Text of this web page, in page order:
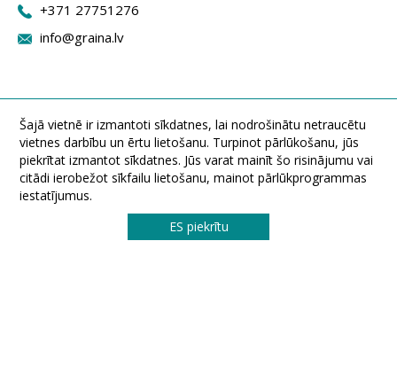
+371 27751276
info@graina.lv
Šajā vietnē ir izmantoti sīkdatnes, lai nodrošinātu netraucētu
vietnes darbību un ērtu lietošanu. Turpinot pārlūkošanu, jūs
piekrītat izmantot sīkdatnes. Jūs varat mainīt šo risinājumu vai
citādi ierobežot sīkfailu lietošanu, mainot pārlūkprogrammas
iestatījumus.
ES piekrītu